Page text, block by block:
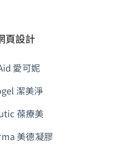
頁設計
愛可妮
潔美淨
葆療美
美德凝膠